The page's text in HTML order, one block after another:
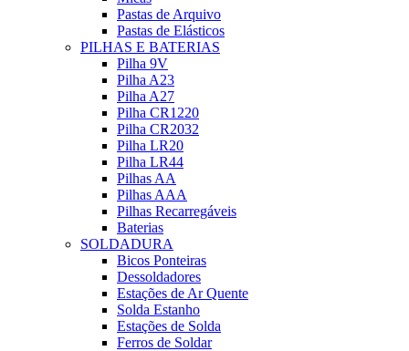
Pastas de Arquivo
Pastas de Elásticos
PILHAS E BATERIAS
Pilha 9V
Pilha A23
Pilha A27
Pilha CR1220
Pilha CR2032
Pilha LR20
Pilha LR44
Pilhas AA
Pilhas AAA
Pilhas Recarregáveis
Baterias
SOLDADURA
Bicos Ponteiras
Dessoldadores
Estações de Ar Quente
Solda Estanho
Estações de Solda
Ferros de Soldar